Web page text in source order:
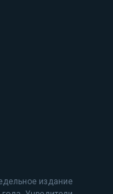
издание